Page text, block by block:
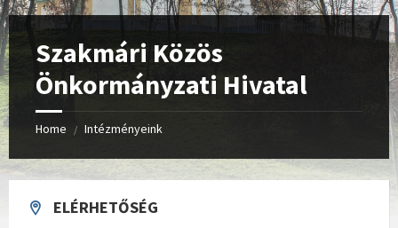
Szakmári Közös
Önkormányzati Hivatal
Home / Intézményeink
ELÉRHETŐSÉG